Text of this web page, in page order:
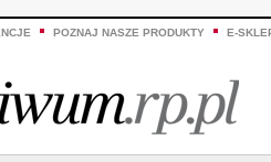
POZNAJ NASZE PRODUKTY E-